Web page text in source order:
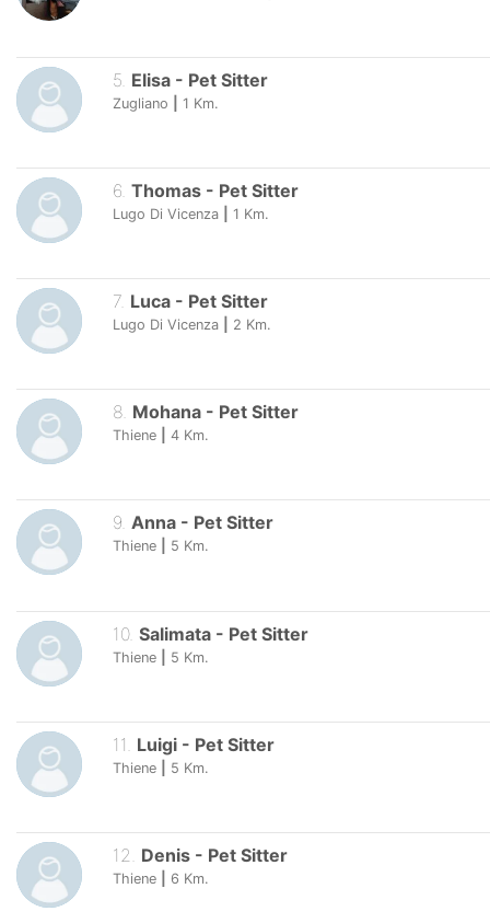
5 Elisa - Pet Sitter
Zugliano 1 Km.
6 Thomas - Pet Sitter
Lugo Di Vicenza 1 Km.
7. Luca - Pet Sitter
Lugo Di Vicenza 2 Km.
8. Mohana - Pet Sitter
Thiene 4 Km.
9. Anna - Pet Sitter
Thiene 5 Km.
10. Salimata - Pet Sitter
Thiene 5 Km.
11 Luigi - Pet Sitter
Thiene 5 Km.
12 Denis - Pet Sitter
Thiene 6 Km.